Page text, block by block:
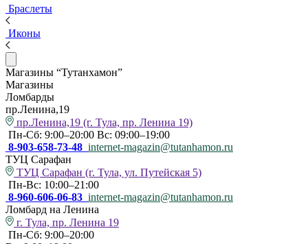
Браслеты
Иконы
Магазины “Тутанхамон”
Магазины
Ломбарды
пр.Ленина,19
пр.Ленина,19 (г. Тула, пр. Ленина 19)
Пн-Сб: 9:00–20:00 Вс: 09:00–19:00
8-903-658-73-48 internet-magazin@tutanhamon.ru
ТУЦ Сарафан
ТУЦ Сарафан (г. Тула, ул. Путейская 5)
Пн-Вс: 10:00–21:00
8-960-606-06-83 internet-magazin@tutanhamon.ru
Ломбард на Ленина
г. Тула, пр. Ленина 19
Пн-Сб: 9:00–20:00